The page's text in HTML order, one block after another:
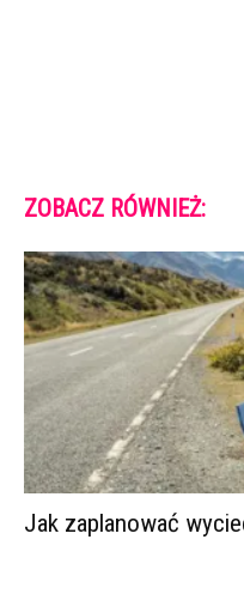
ZOBACZ RÓWNIEŻ:
Jak zaplanować